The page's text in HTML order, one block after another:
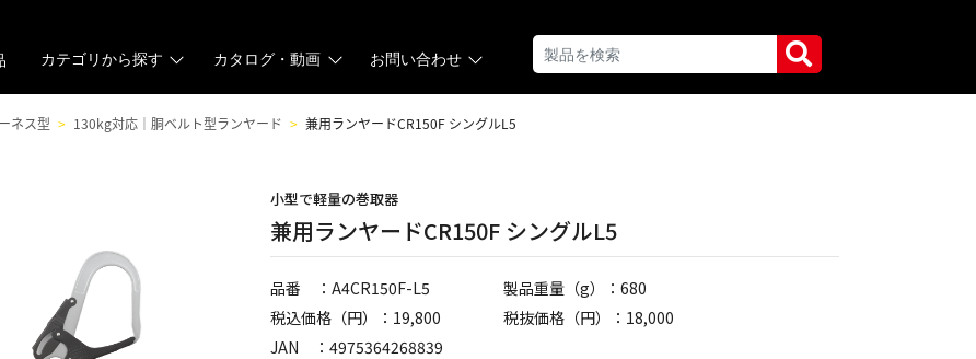
カテゴリから探す カタログ・動画 お問い合わせ
ネス型 130kg対応｜胴ベルト型ランヤード 兼用ランヤードCR150F シングルL5
小型で軽量の巻取器
兼用ランヤードCR150F シングルL5
品番 ：A4CR150F-L5
製品重量（g）：680
税込価格（円）：19,800
税抜価格（円）：18,000
JAN ：4975364268839